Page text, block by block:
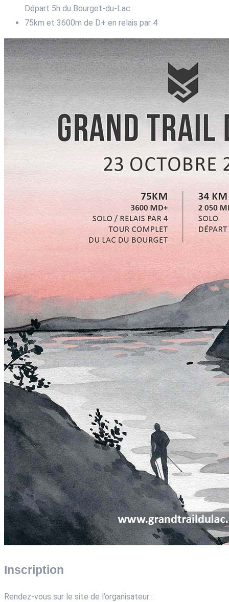
Départ 5h du Bourget-du-Lac.
75km et 3600m de D+ en relais par 4
Inscription
Rendez-vous sur le site de l’organisateur :